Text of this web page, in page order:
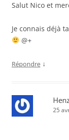
Salut Nico et
Je connais déjà
@+
Répondre ↓
25